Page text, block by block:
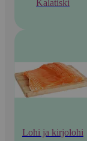
Kalatiski
Lohi ja kirjolohi